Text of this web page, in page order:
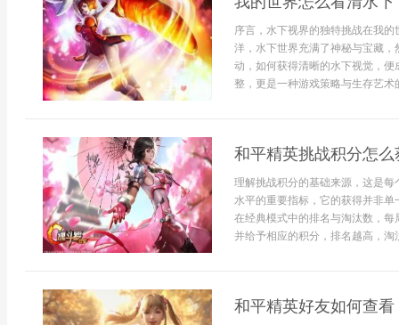
序言，水下视界的独特挑战在我
洋，水下世界充满了神秘与宝藏
动，如何获得清晰的水下视觉，
整，更是一种游戏策略与生存艺术
和平精英挑战积分怎
理解挑战积分的基础来源，这是
水平的重要指标，它的获得并非
在经典模式中的排名与淘汰数，
并给予相应的积分，排名越高，
和平精英好友如何查